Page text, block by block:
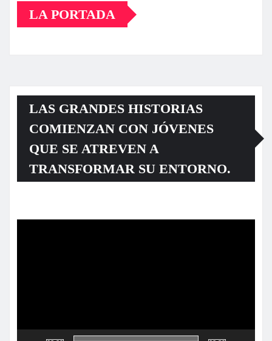
LA PORTADA
LAS GRANDES HISTORIAS
COMIENZAN CON JÓVENES
QUE SE ATREVEN A
TRANSFORMAR SU ENTORNO.